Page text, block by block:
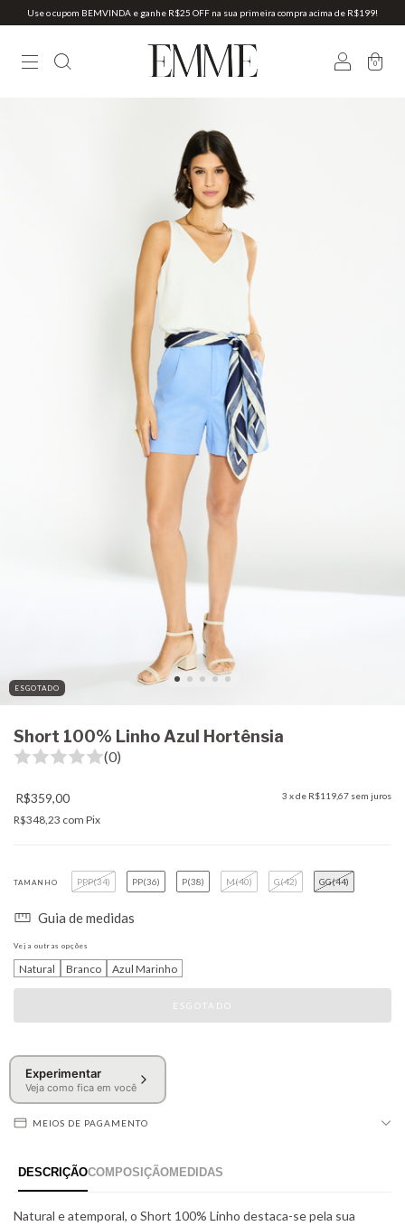
Use o cupom BEMVINDA e ganhe R$25 OFF na sua primeira compra acima de R$199!
0
ESGOTADO
Short 100% Linho Azul Hortênsia
(0)
R$359,00 3 x de R$119,67 sem juros
R$348,23 com Pix
TAMANHO PPP(34) PP(36) P(38) M(40) G(42) GG(44)
Guia de medidas
Veja outras opções
Natural Branco Azul Marinho
Experimentar
Veja como fica em você
MEIOS DE PAGAMENTO